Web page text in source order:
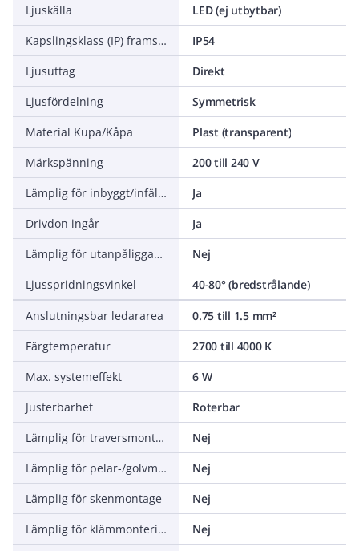
Ljuskälla
LED (ej utbytbar)
Kapslingsklass (IP) framsida
IP54
Ljusuttag
Direkt
Ljusfördelning
Symmetrisk
Material Kupa/Kåpa
Plast (transparent)
Märkspänning
200 till 240 V
Lämplig för inbyggt/infällt montage
Ja
Drivdon ingår
Ja
Lämplig för utanpåliggande montage
Nej
Ljusspridningsvinkel
40-80° (bredstrålande)
Anslutningsbar ledararea
0.75 till 1.5 mm²
Färgtemperatur
2700 till 4000 K
Max. systemeffekt
6 W
Justerbarhet
Roterbar
Lämplig för traversmontering
Nej
Lämplig för pelar-/golvmontering
Nej
Lämplig för skenmontage
Nej
Lämplig för klämmontering
Nej